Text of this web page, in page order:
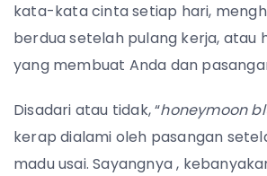
kata-kata cinta setiap hari,
berdua setelah pulang kerja, atau
yang membuat Anda dan
Disadari atau tidak, “honeymoon
kerap dialami oleh pasangan
madu usai. Sayangnya ,